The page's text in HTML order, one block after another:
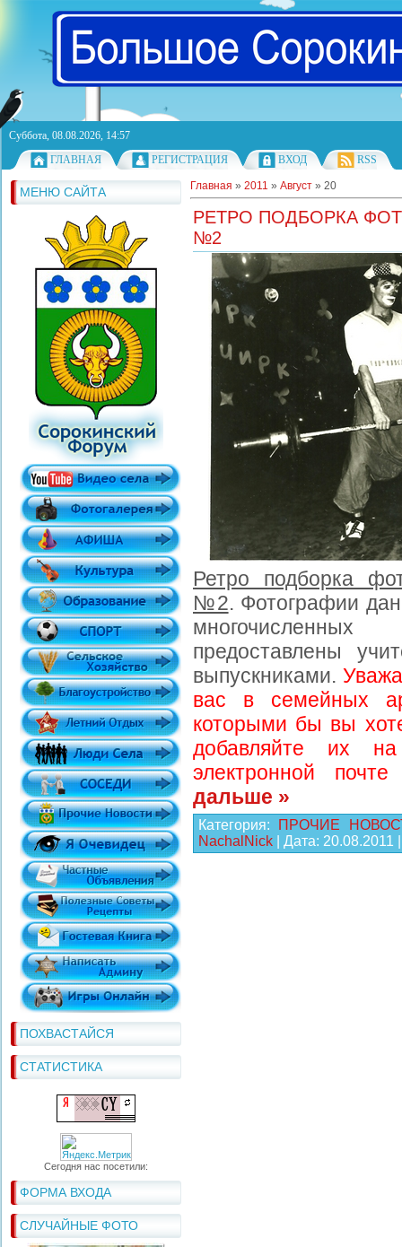
Суббота, 08.08.2026, 14:57
ГЛАВНАЯ
РЕГИСТРАЦИЯ ВХОД RSS
МЕНЮ САЙТА
ПОХВАСТАЙСЯ
СТАТИСТИКА
Сегодня нас посетили:
ФОРМА ВХОДА
СЛУЧАЙНЫЕ ФОТО
Главная » 2011 » Август » 20
РЕТРО ПОДБОРКА
№2
Ретро подборка
№2. Фотографии
предоставлены
выпускниками.
вас в семейных
которыми бы вы
добавляйте их
электронной почте
дальше »
Категория:
ПРОЧИЕ
NachalNick | Дата: 20.08.2011